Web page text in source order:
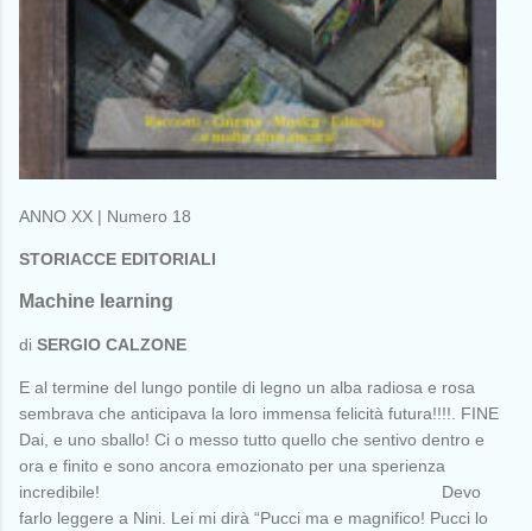
ANNO XX | Numero 18
STORIACCE EDITORIALI
Machine learning
di SERGIO CALZONE
E al termine del lungo pontile di legno un alba radiosa e rosa
sembrava che anticipava la loro immensa felicità futura!!!!. FINE
Dai, e uno sballo! Ci o messo tutto quello che sentivo dentro e
ora e finito e sono ancora emozionato per una sperienza
incredibile! Devo
farlo leggere a Nini. Lei mi dirà “Pucci ma e magnifico! Pucci lo